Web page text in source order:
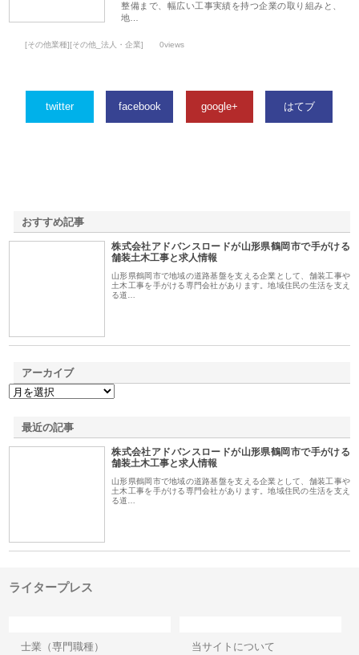
整備まで、幅広い工事実績を持つ企業の取り組みと、
地…
[その他業種][その他_法人・企業] 0views
twitter facebook google+ はてブ
おすすめ記事
株式会社アドバンスロードが山形県鶴岡市で手がける
舗装土木工事と求人情報
山形県鶴岡市で地域の道路基盤を支える企業として、舗装工事や
土木工事を手がける専門会社があります。地域住民の生活を支え
る道…
アーカイブ
最近の記事
株式会社アドバンスロードが山形県鶴岡市で手がける
舗装土木工事と求人情報
山形県鶴岡市で地域の道路基盤を支える企業として、舗装工事や
土木工事を手がける専門会社があります。地域住民の生活を支え
る道…
ライタープレス
士業（専門職種）
当サイトについて